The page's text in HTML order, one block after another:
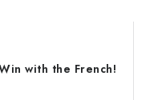
with the French!